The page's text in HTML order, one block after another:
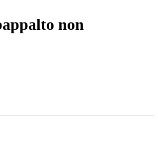
non